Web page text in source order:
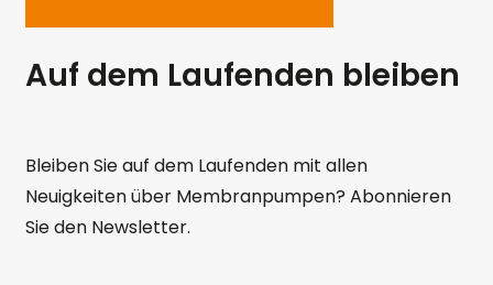
Auf dem Laufenden bleiben
Bleiben Sie auf dem Laufenden mit allen
Neuigkeiten über Membranpumpen? Abonnieren
Sie den Newsletter.